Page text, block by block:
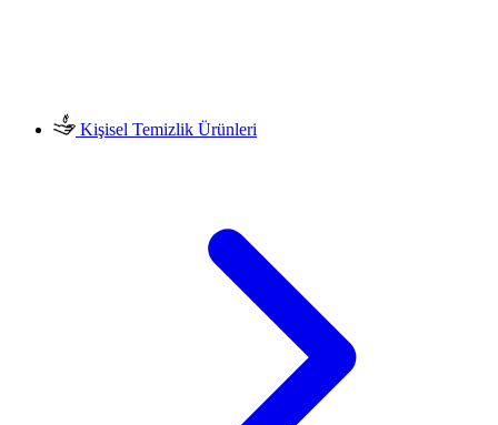
Kişisel Temizlik Ürünleri